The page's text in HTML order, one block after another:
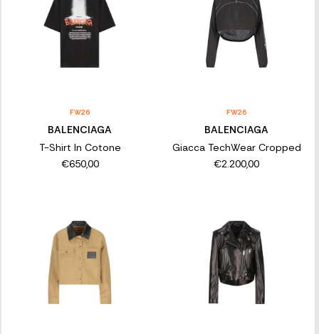
FW26
BALENCIAGA
T-Shirt In Cotone
€650,00
FW26
BALENCIAGA
Giacca TechWear Cropped
€2.200,00